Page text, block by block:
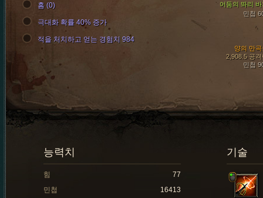
어둠의 똬리 바
민첩
양의 만곡
2,908.5 공격
민첩
홈 (0)
극대화 확률 40% 증가
적을 처치하고 얻는 경험치 984
기술
능력치
힘
77
민첩
16413